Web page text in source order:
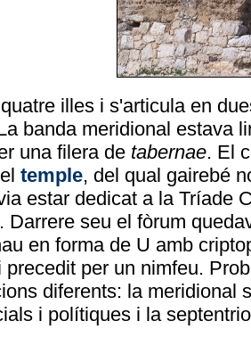
illes i s'articula en
banda meridional estava
una filera de tabernae. El
temple, del qual gairebé
estar dedicat a la Tríade
Darrere seu el fòrum
en forma de U amb
per un nimfeu.
diferents: la meridional
i polítiques i la